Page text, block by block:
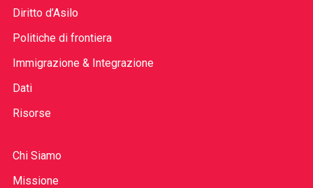
Diritto d’Asilo
Politiche di frontiera
Immigrazione & Integrazione
Dati
Risorse
Chi Siamo
Missione